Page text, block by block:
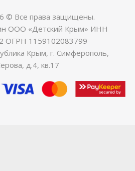
© Все права защищены.
ООО «Детский Крым» ИНН
ОГРН 1159102083799
Крым, г. Симферополь,
д.4, кв.17